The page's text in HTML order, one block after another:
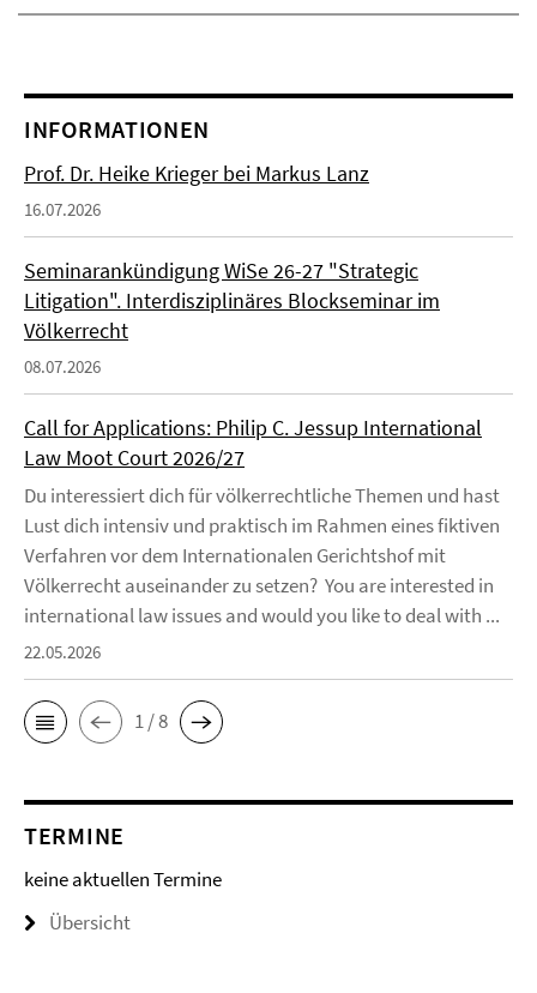
INFORMATIONEN
Prof. Dr. Heike Krieger bei Markus Lanz
16.07.2026
Seminarankündigung WiSe 26-27 "Strategic
Litigation". Interdisziplinäres Blockseminar im
Völkerrecht
08.07.2026
Call for Applications: Philip C. Jessup International
Law Moot Court 2026/27
Du interessiert dich für völkerrechtliche Themen und hast
Lust dich intensiv und praktisch im Rahmen eines fiktiven
Verfahren vor dem Internationalen Gerichtshof mit
Völkerrecht auseinander zu setzen? You are interested in
international law issues and would you like to deal with ...
22.05.2026
1 / 8
TERMINE
keine aktuellen Termine
Übersicht